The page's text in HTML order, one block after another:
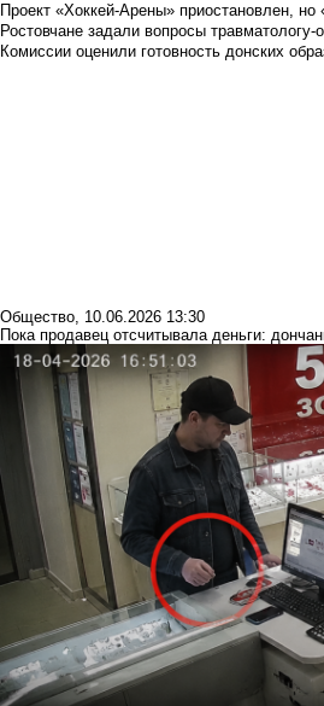
Проект «Хоккей-Арены» приостановлен,
Ростовчане задали вопросы
Комиссии оценили готовность донских
Общество, 10.06.2026 13:30
Пока продавец отсчитывала деньги: